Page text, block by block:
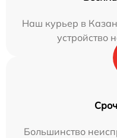
Наш курьер в
устройство
Большинство